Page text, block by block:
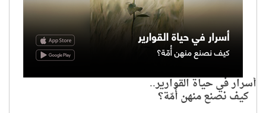
أسرار في حياة القوارير..
كيف نصنع منهن أُمّة؟